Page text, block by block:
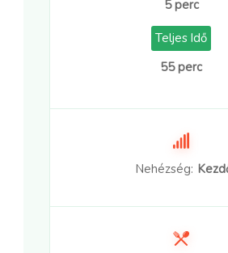
5 perc
Teljes Idő
55 perc
Nehézség: